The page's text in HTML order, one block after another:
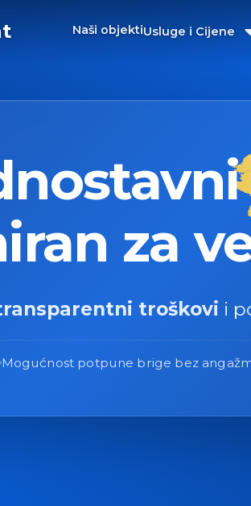
Naši objektiUsluge i Cijene
za
troškovi i
Mogućnost potpune brige bez